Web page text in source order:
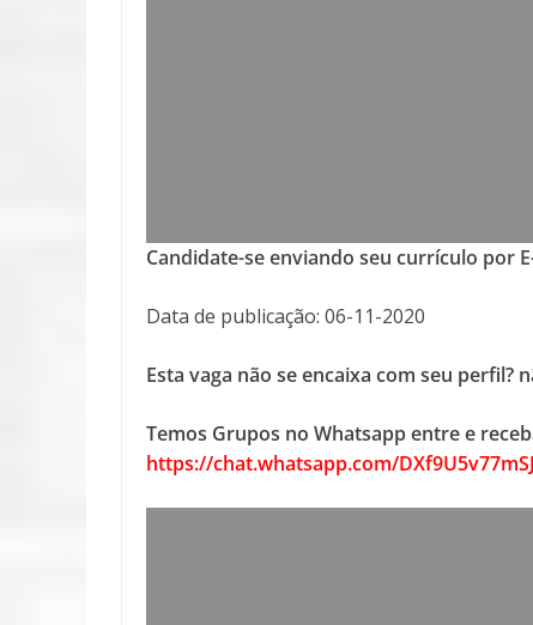
Candidate-se enviando seu currículo por
Data de publicação: 06-11-2020
Esta vaga não se encaixa com seu perfil?
Temos Grupos no Whatsapp entre e
https://chat.whatsapp.com/